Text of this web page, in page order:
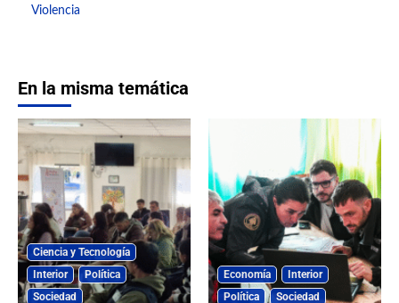
Violencia
En la misma temática
Ciencia y Tecnología
Interior
Política
Sociedad
Economía
Interior
Política
Sociedad